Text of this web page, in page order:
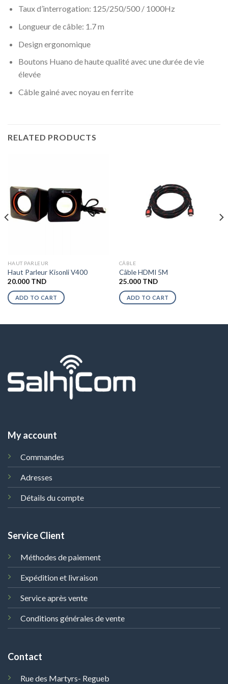
Taux d’interrogation: 125/250/500 / 1000Hz
Longueur de câble: 1.7 m
Design ergonomique
Boutons Huano de haute qualité avec une durée de vie
élevée
Câble gainé avec noyau en ferrite
RELATED PRODUCTS
HAUT PARLEUR
Haut Parleur Kisonli V400
20.000 TND
ADD TO CART
CÂBLE
Câble HDMI 5M
25.000 TND
ADD TO CART
My account
Commandes
Adresses
Détails du compte
Service Client
Méthodes de paiement
Expédition et livraison
Service après vente
Conditions générales de vente
Contact
Rue des Martyrs- Regueb